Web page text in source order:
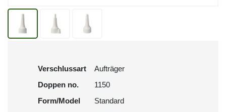
Verschlussart
Aufträger
Doppen no.
1150
Form/Model
Standard